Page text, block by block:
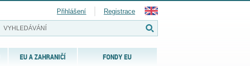
EU A ZAHRANIČÍ FONDY EU
Přihlášení Registrace